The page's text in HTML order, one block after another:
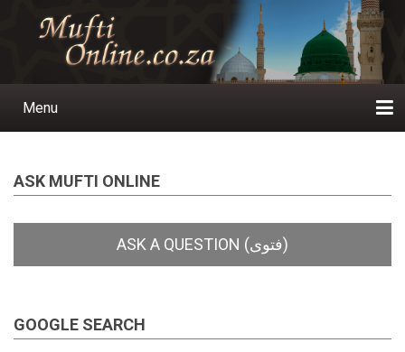
Main
Menu
ASK MUFTI ONLINE
GOOGLE SEARCH